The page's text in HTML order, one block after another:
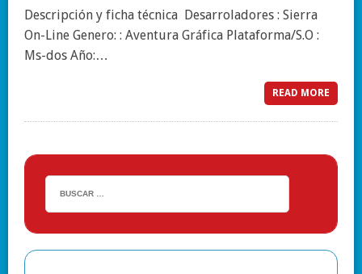
Descripción y ficha técnica Desarroladores : Sierra
On-Line Genero: : Aventura Gráfica Plataforma/S.O :
Ms-dos Año:…
READ MORE